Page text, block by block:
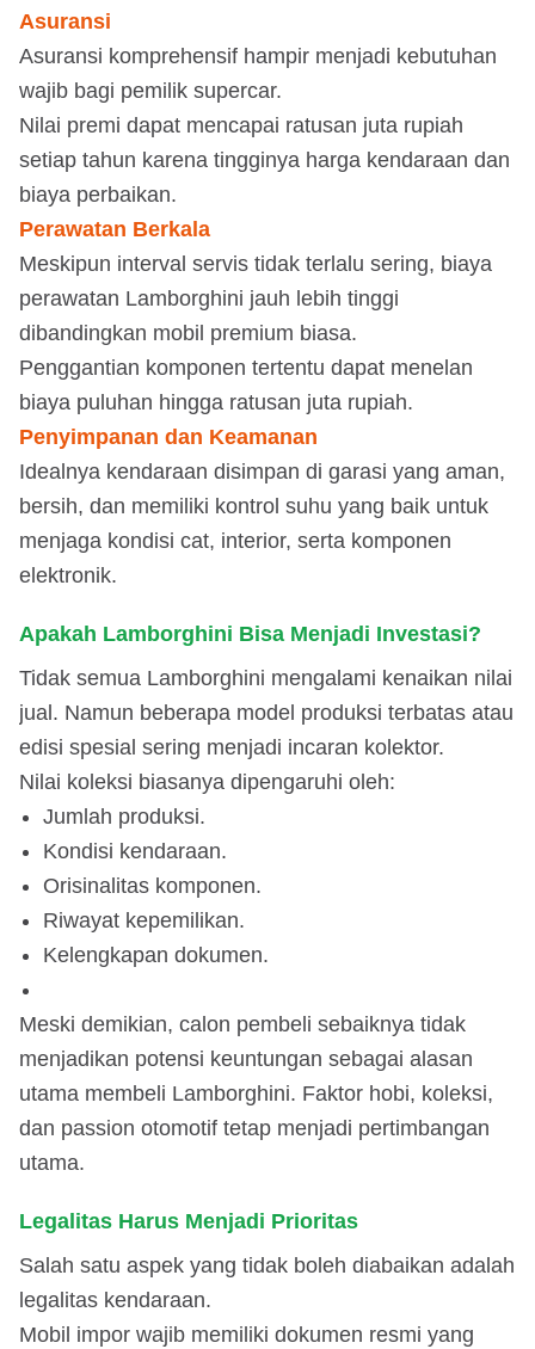
Asuransi
Asuransi komprehensif hampir menjadi kebutuhan
wajib bagi pemilik supercar.
Nilai premi dapat mencapai ratusan juta rupiah
setiap tahun karena tingginya harga kendaraan dan
biaya perbaikan.
Perawatan Berkala
Meskipun interval servis tidak terlalu sering, biaya
perawatan Lamborghini jauh lebih tinggi
dibandingkan mobil premium biasa.
Penggantian komponen tertentu dapat menelan
biaya puluhan hingga ratusan juta rupiah.
Penyimpanan dan Keamanan
Idealnya kendaraan disimpan di garasi yang aman,
bersih, dan memiliki kontrol suhu yang baik untuk
menjaga kondisi cat, interior, serta komponen
elektronik.
Apakah Lamborghini Bisa Menjadi Investasi?
Tidak semua Lamborghini mengalami kenaikan nilai
jual. Namun beberapa model produksi terbatas atau
edisi spesial sering menjadi incaran kolektor.
Nilai koleksi biasanya dipengaruhi oleh:
Jumlah produksi.
Kondisi kendaraan.
Orisinalitas komponen.
Riwayat kepemilikan.
Kelengkapan dokumen.
Meski demikian, calon pembeli sebaiknya tidak
menjadikan potensi keuntungan sebagai alasan
utama membeli Lamborghini. Faktor hobi, koleksi,
dan passion otomotif tetap menjadi pertimbangan
utama.
Legalitas Harus Menjadi Prioritas
Salah satu aspek yang tidak boleh diabaikan adalah
legalitas kendaraan.
Mobil impor wajib memiliki dokumen resmi yang